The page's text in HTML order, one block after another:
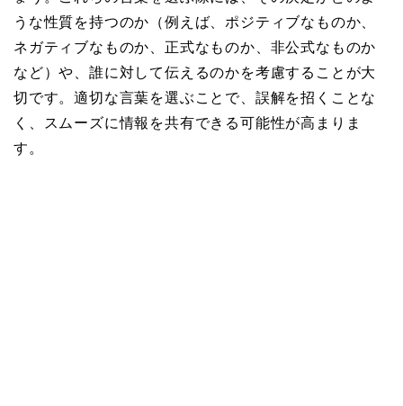
うな性質を持つのか（例えば、ポジティブなものか、
ネガティブなものか、正式なものか、非公式なものか
など）や、誰に対して伝えるのかを考慮することが大
切です。適切な言葉を選ぶことで、誤解を招くことな
く、スムーズに情報を共有できる可能性が高まりま
す。